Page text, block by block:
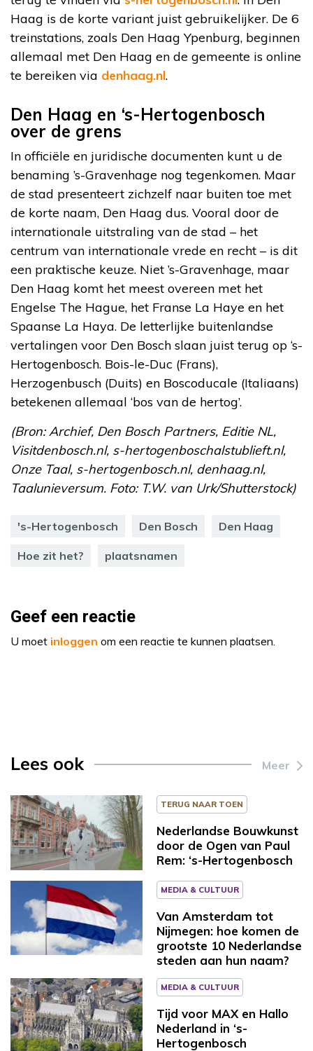
Haag is de korte variant juist gebruikelijker. De 6
treinstations, zoals Den Haag Ypenburg, beginnen
allemaal met Den Haag en de gemeente is online
te bereiken via denhaag.nl.
Den Haag en ‘s-Hertogenbosch
over de grens
In officiële en juridische documenten kunt u de
benaming ’s-Gravenhage nog tegenkomen. Maar
de stad presenteert zichzelf naar buiten toe met
de korte naam, Den Haag dus. Vooral door de
internationale uitstraling van de stad – het
centrum van internationale vrede en recht – is dit
een praktische keuze. Niet ’s-Gravenhage, maar
Den Haag komt het meest overeen met het
Engelse The Hague, het Franse La Haye en het
Spaanse La Haya. De letterlijke buitenlandse
vertalingen voor Den Bosch slaan juist terug op ‘s-
Hertogenbosch. Bois-le-Duc (Frans),
Herzogenbusch (Duits) en Boscoducale (Italiaans)
betekenen allemaal ‘bos van de hertog’.
(Bron: Archief, Den Bosch Partners, Editie NL,
Visitdenbosch.nl, s-hertogenboschalstublieft.nl,
Onze Taal, s-hertogenbosch.nl, denhaag.nl,
Taalunieversum. Foto: T.W. van Urk/Shutterstock)
's-Hertogenbosch Den Bosch Den Haag
Hoe zit het? plaatsnamen
Geef een reactie
U moet inloggen om een reactie te kunnen plaatsen.
Lees ook Meer
TERUG NAAR TOEN
Nederlandse Bouwkunst
door de Ogen van Paul
Rem: ‘s-Hertogenbosch
MEDIA & CULTUUR
Van Amsterdam tot
Nijmegen: hoe komen de
grootste 10 Nederlandse
steden aan hun naam?
MEDIA & CULTUUR
Tijd voor MAX en Hallo
Nederland in ‘s-
Hertogenbosch